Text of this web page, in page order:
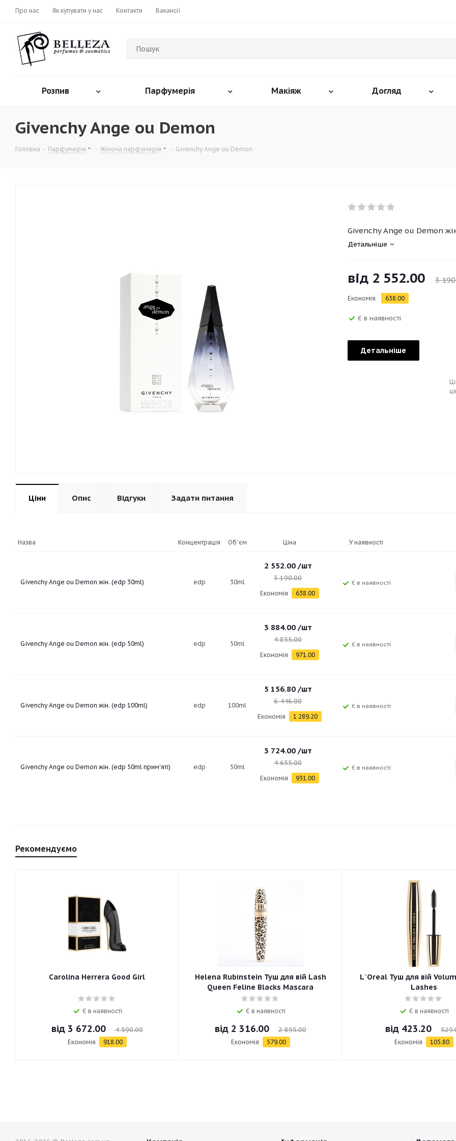
Про нас Як купувати у нас Контакти Вакансії
Розпив Парфумерія Макіяж Догляд
Givenchy Ange ou Demon
Головна - Парфумерія - Жіноча парфумерія - Givenchy Ange ou Demon
Givenchy Ange ou Demon
Детальніше
від 2 552.00 3
Економія 638.00
Є в наявності
Детальніше
Ціни Опис Відгуки Задати питання
Назва Концентрація Об`єм Ціна У наявності
Givenchy Ange ou Demon жін. (edp 30ml) edp 30ml
2 552.00 /шт
3 190.00
Економія 638.00
Є в наявності
Givenchy Ange ou Demon жін. (edp 50ml) edp 50ml
3 884.00 /шт
4 855.00
Економія 971.00
Є в наявності
Givenchy Ange ou Demon жін. (edp 100ml) edp 100ml
5 156.80 /шт
6 446.00
Економія 1 289.20
Є в наявності
Givenchy Ange ou Demon жін. (edp 50ml прим'яті) edp 50ml
3 724.00 /шт
4 655.00
Економія 931.00
Є в наявності
Рекомендуємо
Carolina Herrera Good Girl
Є в наявності
від 3 672.00 4 590.00
Економія 918.00
Helena Rubinstein Туш для вій Lash
Queen Feline Blacks Mascara
Є в наявності
від 2 316.00 2 895.00
Економія 579.00
L`Oreal Туш для вій
Lashes
Є в наявності
від 423.20
Економія 105.80